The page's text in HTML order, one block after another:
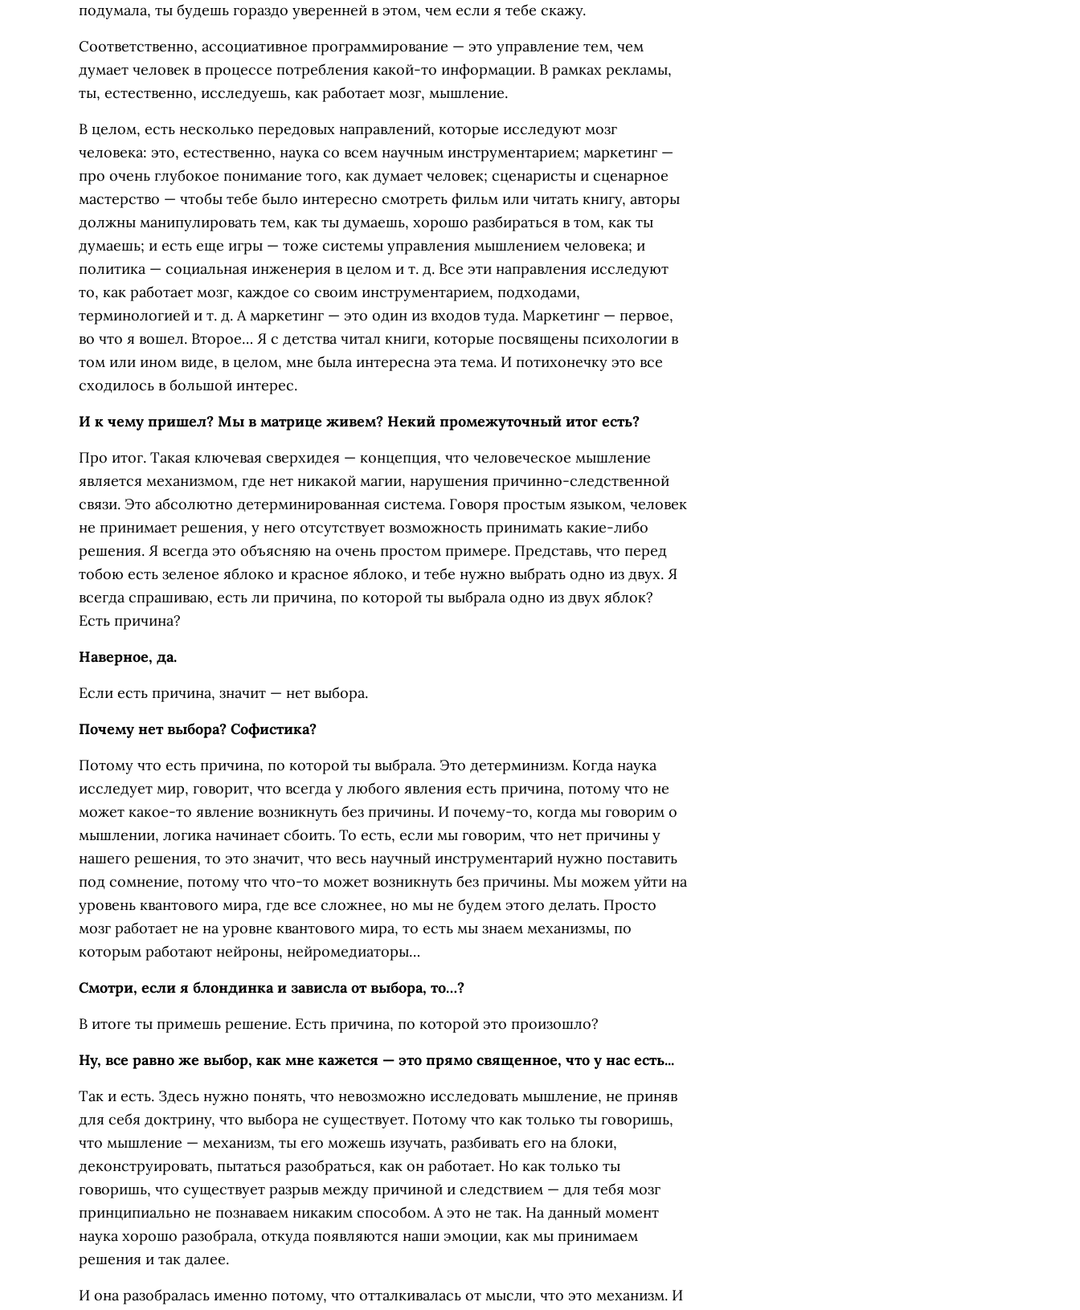
подумала, ты будешь гораздо уверенней в этом, чем если я тебе скажу.
Соответственно, ассоциативное программирование — это управление тем, чем
думает человек в процессе потребления какой-то информации. В рамках рекламы,
ты, естественно, исследуешь, как работает мозг, мышление.
В целом, есть несколько передовых направлений, которые исследуют мозг
человека: это, естественно, наука со всем научным инструментарием; маркетинг —
про очень глубокое понимание того, как думает человек; сценаристы и сценарное
мастерство — чтобы тебе было интересно смотреть фильм или читать книгу, авторы
должны манипулировать тем, как ты думаешь, хорошо разбираться в том, как ты
думаешь; и есть еще игры — тоже системы управления мышлением человека; и
политика — социальная инженерия в целом и т. д. Все эти направления исследуют
то, как работает мозг, каждое со своим инструментарием, подходами,
терминологией и т. д. А маркетинг — это один из входов туда. Маркетинг — первое,
во что я вошел. Второе… Я с детства читал книги, которые посвящены психологии в
том или ином виде, в целом, мне была интересна эта тема. И потихонечку это все
сходилось в большой интерес.
И к чему пришел? Мы в матрице живем? Некий промежуточный итог есть?
Про итог. Такая ключевая сверхидея — концепция, что человеческое мышление
является механизмом, где нет никакой магии, нарушения причинно-следственной
связи. Это абсолютно детерминированная система. Говоря простым языком, человек
не принимает решения, у него отсутствует возможность принимать какие-либо
решения. Я всегда это объясняю на очень простом примере. Представь, что перед
тобою есть зеленое яблоко и красное яблоко, и тебе нужно выбрать одно из двух. Я
всегда спрашиваю, есть ли причина, по которой ты выбрала одно из двух яблок?
Есть причина?
Наверное, да.
Если есть причина, значит — нет выбора.
Почему нет выбора? Софистика?
Потому что есть причина, по которой ты выбрала. Это детерминизм. Когда наука
исследует мир, говорит, что всегда у любого явления есть причина, потому что не
может какое-то явление возникнуть без причины. И почему-то, когда мы говорим о
мышлении, логика начинает сбоить. То есть, если мы говорим, что нет причины у
нашего решения, то это значит, что весь научный инструментарий нужно поставить
под сомнение, потому что что-то может возникнуть без причины. Мы можем уйти на
уровень квантового мира, где все сложнее, но мы не будем этого делать. Просто
мозг работает не на уровне квантового мира, то есть мы знаем механизмы, по
которым работают нейроны, нейромедиаторы…
Смотри, если я блондинка и зависла от выбора, то…?
В итоге ты примешь решение. Есть причина, по которой это произошло?
Ну, все равно же выбор, как мне кажется — это прямо священное, что у нас есть...
Так и есть. Здесь нужно понять, что невозможно исследовать мышление, не приняв
для себя доктрину, что выбора не существует. Потому что как только ты говоришь,
что мышление — механизм, ты его можешь изучать, разбивать его на блоки,
деконструировать, пытаться разобраться, как он работает. Но как только ты
говоришь, что существует разрыв между причиной и следствием — для тебя мозг
принципиально не познаваем никаким способом. А это не так. На данный момент
наука хорошо разобрала, откуда появляются наши эмоции, как мы принимаем
решения и так далее.
И она разобралась именно потому, что отталкивалась от мысли, что это механизм. И